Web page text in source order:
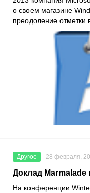
о своем магазине
преодоление отметки
Другое 28 февраля,
Доклад
На конференции